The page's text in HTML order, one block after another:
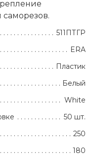
511ПТГР
ERA
Пластик
Белый
White
50 шт.
250
180